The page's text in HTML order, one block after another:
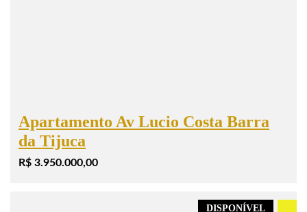
Apartamento Av Lucio Costa Barra
da Tijuca
R$ 3.950.000,00
DISPONÍVEL